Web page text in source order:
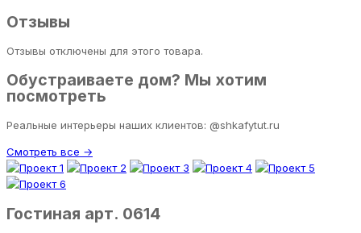
Отзывы
Отзывы отключены для этого товара.
Обустраиваете дом? Мы хотим
посмотреть
Реальные интерьеры наших клиентов: @shkafytut.ru
Смотреть все →
Гостиная арт. 0614